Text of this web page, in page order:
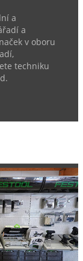
a
a
v oboru
techniku